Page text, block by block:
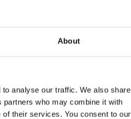
About
analyse our traffic. We also share
who may combine it with
of their services. You consent to our